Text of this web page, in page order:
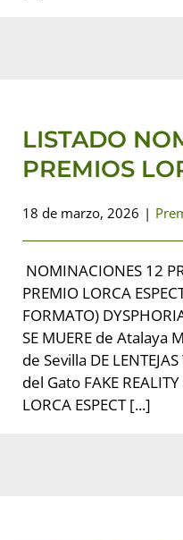
LISTADO
PREMIOS
18 de marzo, 2026 |
NOMINACIONES 12
PREMIO LORCA
FORMATO)
SE MUERE de Atalaya
de Sevilla DE
del Gato FAKE
LORCA ESPECT [...]